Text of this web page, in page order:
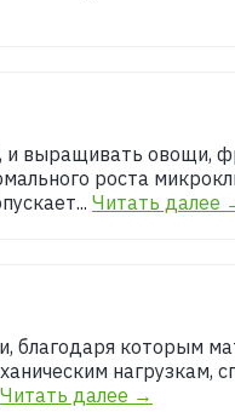
и выращивать овощи,
роста
Читать далее
благодаря которым
нагрузкам,
Читать далее →